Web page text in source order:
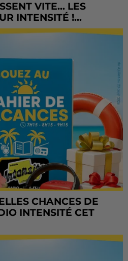
VITE... LES
INTENSITÉ !...
CHANCES DE
INTENSITÉ CET